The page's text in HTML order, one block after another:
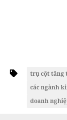
trụ cột tăng
các ngành
doanh